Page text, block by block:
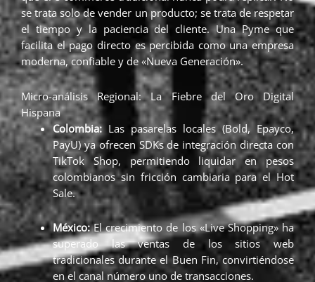
se trata solo de vender un producto; se trata de respetar
el tiempo y la paciencia del cliente. Una Pyme que
facilita el pago directo es percibida como una empresa
moderna, confiable y de «Nueva Generación».
Micro-análisis Regional: La Fiebre del Oro Digital
Hispana
Colombia:Las pasarelas locales (Bold, Epayco,
PayU) ya ofrecen SDKs de integración directa con
TikTok Shop, permitiendo liquidar en pesos
colombianos sin fricción cambiaria para el Hot
Sale.
México:El crecimiento de los «Live Shopping» ha
superado las ventas de los sitios web
tradicionales durante el Buen Fin, convirtiéndose
en el canal número uno de transacciones.